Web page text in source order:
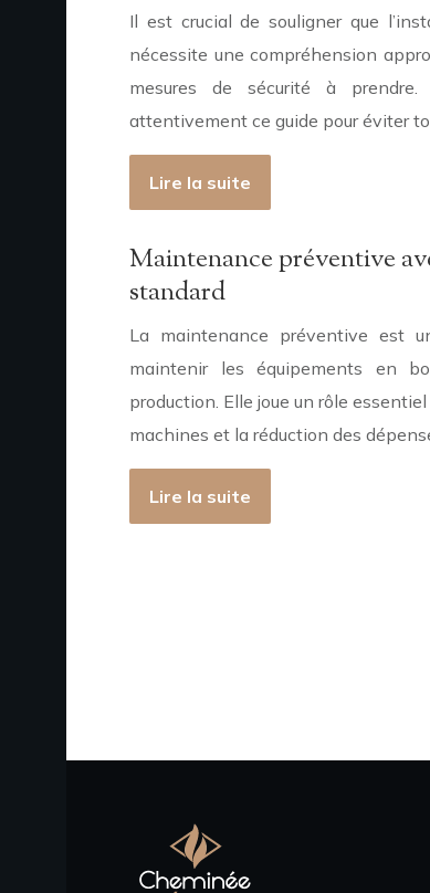
Il est crucial de souligner que
nécessite une compréhension
mesures de sécurité à
attentivement ce guide pour éviter
Lire la suite
Maintenance préventive
standard
La maintenance préventive est
maintenir les équipements en
production. Elle joue un rôle
machines et la réduction des
Lire la suite